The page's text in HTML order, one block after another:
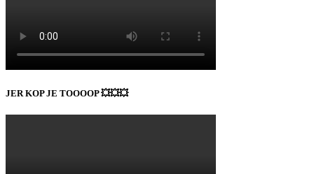
JER KOP JE TOOOOP 💥💥💥